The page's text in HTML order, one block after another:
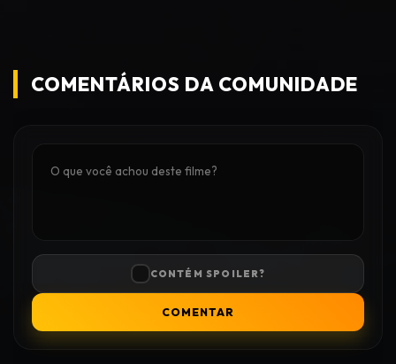
COMENTÁRIOS DA COMUNIDADE
CONTÉM SPOILER?
COMENTAR